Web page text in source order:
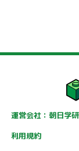
運営会社：朝日学
利用規約